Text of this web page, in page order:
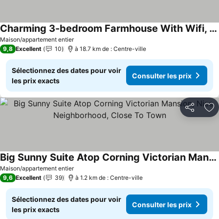
Maison/appartement entier
Charming 3-bedroom Farmhouse With Wifi, Ac In Wonderful North Central Pa
Consulter les prix
9,8 Excellent 10 à 18.7 km de : Centre-ville
Sélectionnez des dates pour voir
les prix exacts
Consulter les prix
Partager
Maison/appartement entier
Big Sunny Suite Atop Corning Victorian Mansion, Nice Neighborhood, Close To Town
Consulter les prix
9,6 Excellent 39 à 1.2 km de : Centre-ville
Sélectionnez des dates pour voir
les prix exacts
Consulter les prix